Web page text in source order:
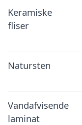
Keramiske
fliser
Natursten
Vandafvisende
laminat